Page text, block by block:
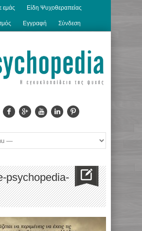
εμάς Είδη Ψυχοθεραπείας
Εγγραφή Σύνδεση
psychopedia-